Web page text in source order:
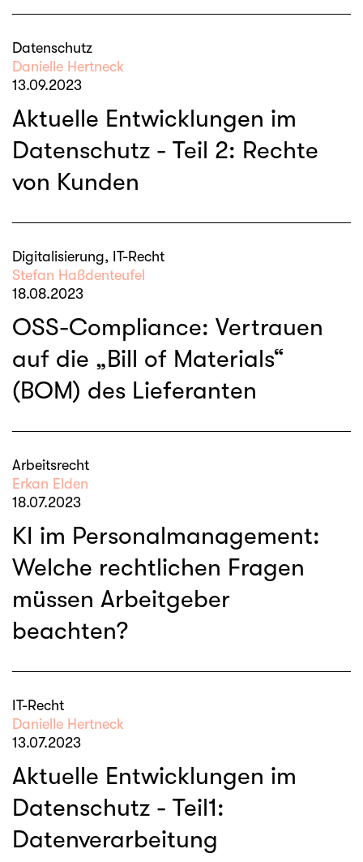
Datenschutz
Danielle Hertneck
13.09.2023
Aktuelle Entwicklungen im
Datenschutz - Teil 2: Rechte
von Kunden
Digitalisierung, IT-Recht
Stefan Haßdenteufel
18.08.2023
OSS-Compliance: Vertrauen
auf die „Bill of Materials“
(BOM) des Lieferanten
Arbeitsrecht
Erkan Elden
18.07.2023
KI im Personalmanagement:
Welche rechtlichen Fragen
müssen Arbeitgeber
beachten?
IT-Recht
Danielle Hertneck
13.07.2023
Aktuelle Entwicklungen im
Datenschutz - Teil1:
Datenverarbeitung